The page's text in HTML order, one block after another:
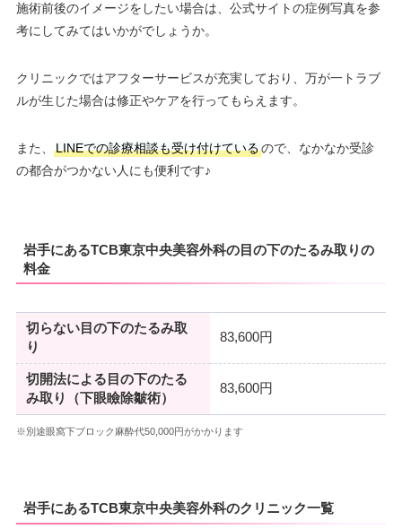
施術前後のイメージをしたい場合は、公式サイトの症例写真を参
考にしてみてはいかがでしょうか。
クリニックではアフターサービスが充実しており、万が一トラブ
ルが生じた場合は修正やケアを行ってもらえます。
また、 LINEでの診療相談も受け付けているので、なかなか受診
の都合がつかない人にも便利です♪
岩手にあるTCB東京中央美容外科の目の下のたるみ取りの
料金
切らない目の下のたるみ取
り
83,600円
切開法による目の下のたる
み取り（下眼瞼除皺術）
83,600円
※別途眼窩下ブロック麻酔代50,000円がかかります
岩手にあるTCB東京中央美容外科のクリニック一覧